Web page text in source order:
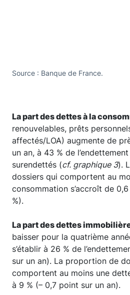
Source : Banque de France.
La part des dettes à la
renouvelables, prêts
affectés/LOA) augmente de
un an, à 43 % de
surendettés (cf. graphique 3).
dossiers qui comportent au
consommation s’accroît de
%).
La part des dettes
baisser pour la quatrième
s’établir à 26 % de
sur un an). La proportion de
comportent au moins une
à 9 % (– 0,7 point sur un an).